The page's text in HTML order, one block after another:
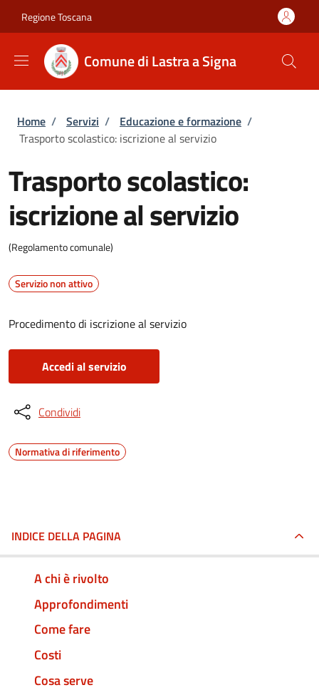
Regione Toscana
Comune di Lastra a Signa
Briciole di pane
Home / Servizi / Educazione e formazione /
Trasporto scolastico: iscrizione al servizio
Trasporto scolastico:
iscrizione al servizio
(Regolamento comunale)
Servizio non attivo
Procedimento di iscrizione al servizio
Accedi al servizio
Condividi
Normativa di riferimento
INDICE DELLA PAGINA
A chi è rivolto
Approfondimenti
Come fare
Costi
Cosa serve